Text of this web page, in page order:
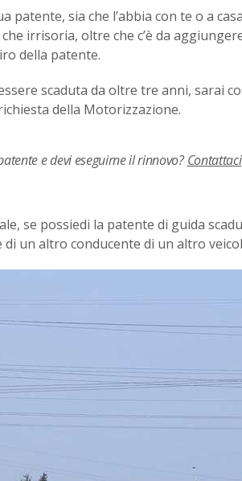
patente, sia che l’abbia con te o a
irrisoria, oltre che c’è da
della patente.
scaduta da oltre tre anni, sarai
della Motorizzazione.
e devi eseguirne il rinnovo?Contattaci
se possiedi la patente di guida
di un altro conducente di un altro